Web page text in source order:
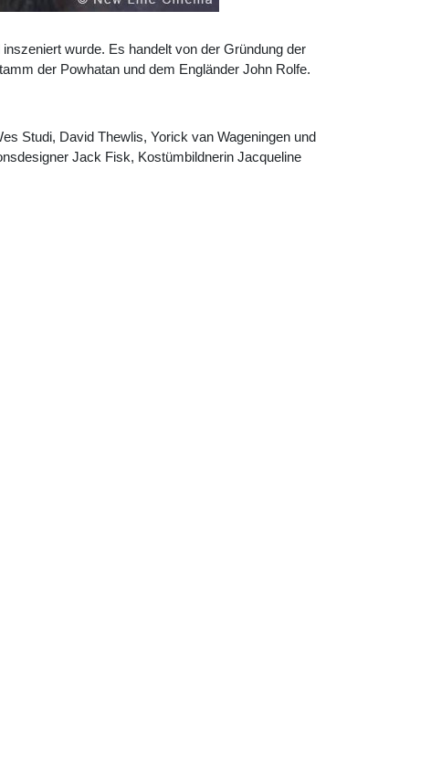
wurde. Es handelt von der Gründung der
der Powhatan und dem Engländer John Rolfe.
Studi, David Thewlis, Yorick van Wageningen und
Jack Fisk, Kostümbildnerin Jacqueline